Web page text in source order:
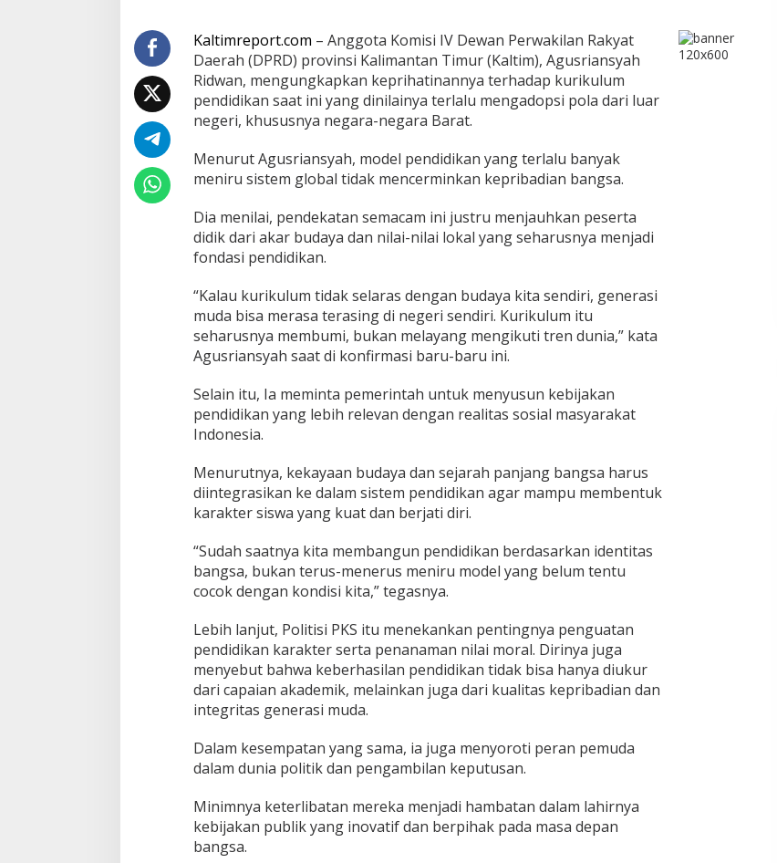
m
p
e
n
i
i
k
n
n
a
s
o
n
a
l
d
n
i
l
m
e
n
g
n
d
u
g
u
n
s
u
r
b
d
a
a
u
Kaltimreport.com – Anggota Komisi IV Dewan Perwakilan Rakyat
Daerah (DPRD) provinsi Kalimantan Timur (Kaltim), Agusriansyah
Ridwan, mengungkapkan keprihatinannya terhadap kurikulum
pendidikan saat ini yang dinilainya terlalu mengadopsi pola dari luar
negeri, khususnya negara-negara Barat.
Menurut Agusriansyah, model pendidikan yang terlalu banyak
meniru sistem global tidak mencerminkan kepribadian bangsa.
Dia menilai, pendekatan semacam ini justru menjauhkan peserta
didik dari akar budaya dan nilai-nilai lokal yang seharusnya menjadi
fondasi pendidikan.
“Kalau kurikulum tidak selaras dengan budaya kita sendiri, generasi
muda bisa merasa terasing di negeri sendiri. Kurikulum itu
seharusnya membumi, bukan melayang mengikuti tren dunia,” kata
Agusriansyah saat di konfirmasi baru-baru ini.
Selain itu, Ia meminta pemerintah untuk menyusun kebijakan
pendidikan yang lebih relevan dengan realitas sosial masyarakat
Indonesia.
Menurutnya, kekayaan budaya dan sejarah panjang bangsa harus
diintegrasikan ke dalam sistem pendidikan agar mampu membentuk
karakter siswa yang kuat dan berjati diri.
“Sudah saatnya kita membangun pendidikan berdasarkan identitas
bangsa, bukan terus-menerus meniru model yang belum tentu
cocok dengan kondisi kita,” tegasnya.
Lebih lanjut, Politisi PKS itu menekankan pentingnya penguatan
pendidikan karakter serta penanaman nilai moral. Dirinya juga
menyebut bahwa keberhasilan pendidikan tidak bisa hanya diukur
dari capaian akademik, melainkan juga dari kualitas kepribadian dan
integritas generasi muda.
Dalam kesempatan yang sama, ia juga menyoroti peran pemuda
dalam dunia politik dan pengambilan keputusan.
Minimnya keterlibatan mereka menjadi hambatan dalam lahirnya
kebijakan publik yang inovatif dan berpihak pada masa depan
bangsa.